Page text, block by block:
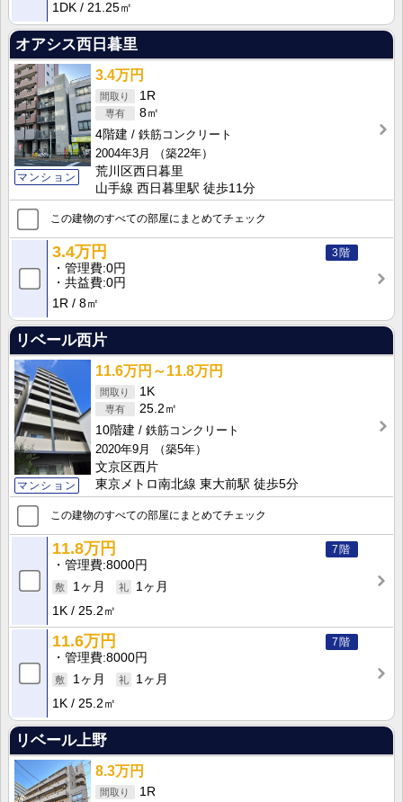
1DK
21.25㎡
オアシス西日暮里
マンション
3.4万円
1R
8㎡
4階建
鉄筋コンクリート
2004年3月
（築22年）
荒川区西日暮里
山手線 西日暮里駅 徒歩11分
この建物のすべての部屋にまとめてチェック
3階
3.4万円
管理費 0円
共益費 0円
1R
8㎡
リベール西片
マンション
11.6万円～11.8万円
1K
25.2㎡
10階建
鉄筋コンクリート
2020年9月
（築5年）
文京区西片
東京メトロ南北線 東大前駅 徒歩5分
この建物のすべての部屋にまとめてチェック
7階
11.8万円
管理費 8000円
1ヶ月
1ヶ月
1K
25.2㎡
7階
11.6万円
管理費 8000円
1ヶ月
1ヶ月
1K
25.2㎡
リベール上野
8.3万円
1R